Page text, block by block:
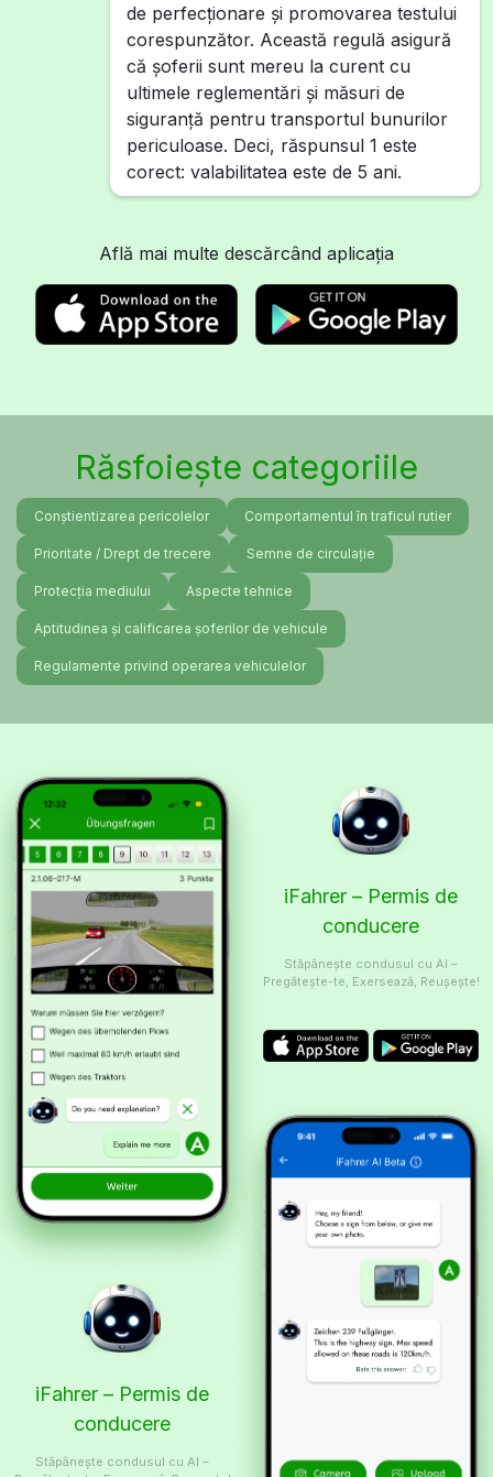
de perfecționare și promovarea testului
corespunzător. Această regulă asigură
că șoferii sunt mereu la curent cu
ultimele reglementări și măsuri de
siguranță pentru transportul bunurilor
periculoase. Deci, răspunsul 1 este
corect: valabilitatea este de 5 ani.
Află mai multe descărcând aplicația
Răsfoiește categoriile
Conștientizarea pericolelor Comportamentul în traficul rutier
Prioritate / Drept de trecere Semne de circulație
Protecția mediului Aspecte tehnice
Aptitudinea și calificarea șoferilor de vehicule
Regulamente privind operarea vehiculelor
iFahrer – Permis de
conducere
Stăpânește condusul cu AI –
iFahrer – Permis de
conducere
Stăpânește condusul cu AI –
Pregătește-te, Exersează, Reușește!